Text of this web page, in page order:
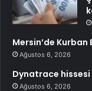
Mersin’de
Ağustos 6, 2026
Dynatrace
Ağustos 6, 2026